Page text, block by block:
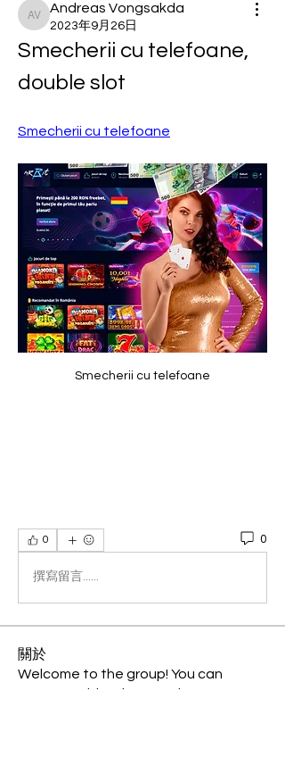
Andreas Vongsakda
Andreas Vongsakda
2023年9月26日
Smecherii cu telefoane,
double slot
Smecherii cu telefoane
Smecherii cu telefoane
0 0
撰寫留言......
關於
Welcome to the group! You can
connect with other members, ge